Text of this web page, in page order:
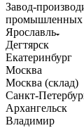
Завод-
промышленных
Ярославль
Дегтярск
Екатеринбург
Москва
Москва (склад)
Санкт-
Архангельск
Владимир